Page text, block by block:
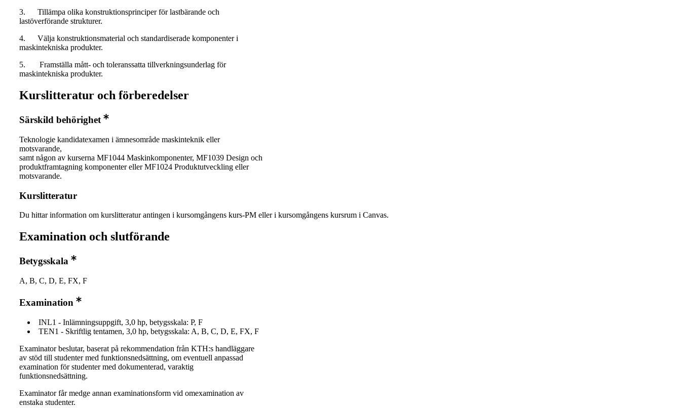
3. Tillämpa olika konstruktionsprinciper för lastbärande och
lastöverförande strukturer.
4. Välja konstruktionsmaterial och standardiserade komponenter i
maskintekniska produkter.
5. Framställa mått- och toleranssatta tillverkningsunderlag för
maskintekniska produkter.
Kurslitteratur och förberedelser
Särskild behörighet
Teknologie kandidatexamen i ämnesområde maskinteknik eller
motsvarande,
samt någon av kurserna MF1044 Maskinkomponenter, MF1039 Design och
produktframtagning komponenter eller MF1024 Produktutveckling eller
motsvarande.
Kurslitteratur
Du hittar information om kurslitteratur antingen i kursomgångens kurs-PM eller i kursomgångens kursrum i Canvas.
Examination och slutförande
Betygsskala
A, B, C, D, E, FX, F
Examination
INL1 - Inlämningsuppgift, 3,0 hp, betygsskala: P, F
TEN1 - Skriftlig tentamen, 3,0 hp, betygsskala: A, B, C, D, E, FX, F
Examinator beslutar, baserat på rekommendation från KTH:s handläggare
av stöd till studenter med funktionsnedsättning, om eventuell anpassad
examination för studenter med dokumenterad, varaktig
funktionsnedsättning.
Examinator får medge annan examinationsform vid omexamination av
enstaka studenter.